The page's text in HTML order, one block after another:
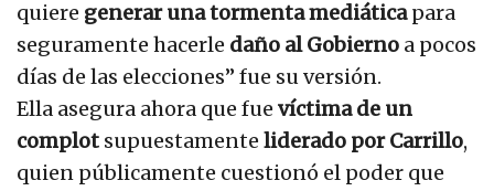
quiere generar una tormenta mediáticapara
seguramente hacerle daño al Gobierno a pocos
días de las elecciones” fue su versión.
Ella asegura ahora que fue víctima de un
complot supuestamente liderado por Carrillo,
quien públicamente cuestionó el poder que